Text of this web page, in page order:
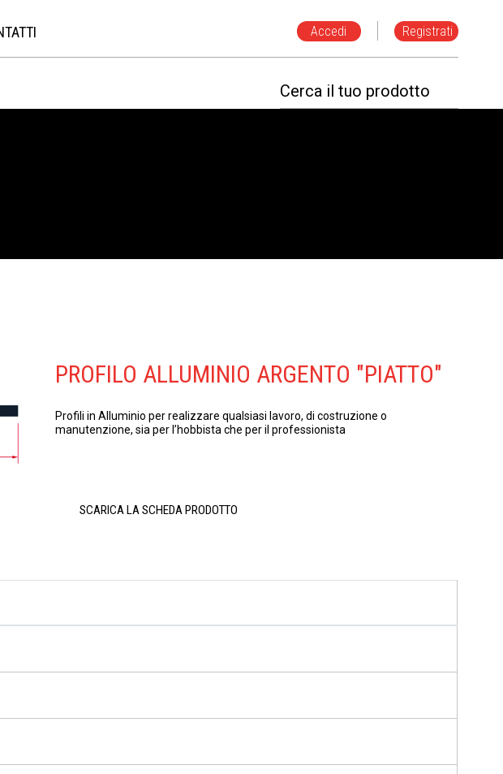
Registrati
Accedi
PROFILO ALLUMINIO ARGENTO "PIATTO"
Profili in Alluminio per realizzare qualsiasi lavoro, di costruzione o
manutenzione, sia per l’hobbista che per il professionista
SCARICA LA SCHEDA PRODOTTO